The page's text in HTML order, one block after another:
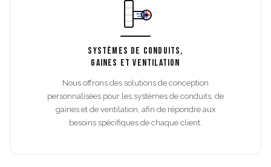
SYSTÈMES DE CONDUITS,
GAINES ET VENTILATION
Nous offrons des solutions de conception
personnalisées pour les systèmes de conduits, de
gaines et de ventilation, afin de répondre aux
besoins spécifiques de chaque client.